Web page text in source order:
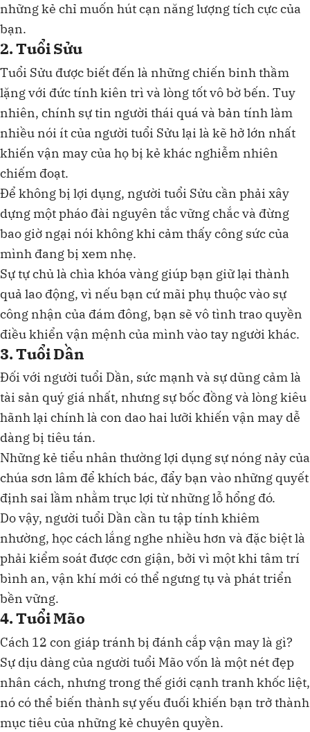
những kẻ chỉ muốn hút cạn năng lượng tích cực của
bạn.
2. Tuổi Sửu
Tuổi Sửu được biết đến là những chiến binh thầm
lặng với đức tính kiên trì và lòng tốt vô bờ bến. Tuy
nhiên, chính sự tin người thái quá và bản tính làm
nhiều nói ít của người tuổi Sửu lại là kẽ hở lớn nhất
khiến vận may của họ bị kẻ khác nghiễm nhiên
chiếm đoạt.
Để không bị lợi dụng, người tuổi Sửu cần phải xây
dựng một pháo đài nguyên tắc vững chắc và đừng
bao giờ ngại nói không khi cảm thấy công sức của
mình đang bị xem nhẹ.
Sự tự chủ là chìa khóa vàng giúp bạn giữ lại thành
quả lao động, vì nếu bạn cứ mãi phụ thuộc vào sự
công nhận của đám đông, bạn sẽ vô tình trao quyền
điều khiển vận mệnh của mình vào tay người khác.
3. Tuổi Dần
Đối với người tuổi Dần, sức mạnh và sự dũng cảm là
tài sản quý giá nhất, nhưng sự bốc đồng và lòng kiêu
hãnh lại chính là con dao hai lưỡi khiến vận may dễ
dàng bị tiêu tán.
Những kẻ tiểu nhân thường lợi dụng sự nóng nảy của
chúa sơn lâm để khích bác, đẩy bạn vào những quyết
định sai lầm nhằm trục lợi từ những lỗ hổng đó.
Do vậy, người tuổi Dần cần tu tập tính khiêm
nhường, học cách lắng nghe nhiều hơn và đặc biệt là
phải kiểm soát được cơn giận, bởi vì một khi tâm trí
bình an, vận khí mới có thể ngưng tụ và phát triển
bền vững.
4. Tuổi Mão
Cách 12 con giáp tránh bị đánh cắp vận may là gì?
Sự dịu dàng của người tuổi Mão vốn là một nét đẹp
nhân cách, nhưng trong thế giới cạnh tranh khốc liệt,
nó có thể biến thành sự yếu đuối khiến bạn trở thành
mục tiêu của những kẻ chuyên quyền.